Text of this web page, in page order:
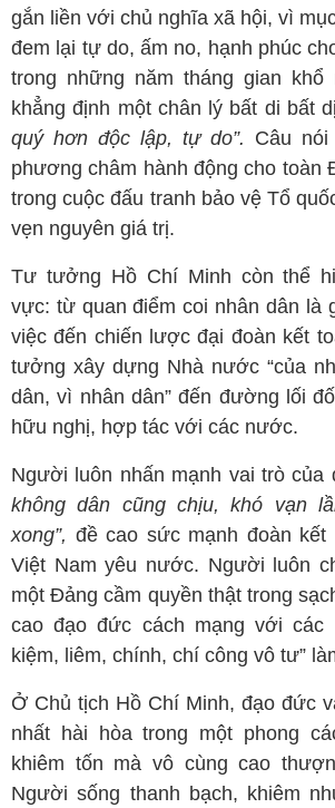
gắn liền với chủ nghĩa xã hội, vì
đem lại tự do, ấm no, hạnh phúc
trong những năm tháng gian khổ
khẳng định một chân lý bất di bất
quý hơn độc lập, tự do”. Câu
phương châm hành động cho toàn
trong cuộc đấu tranh bảo vệ Tổ
vẹn nguyên giá trị.
Tư tưởng Hồ Chí Minh còn thể
vực: từ quan điểm coi nhân dân là
việc đến chiến lược đại đoàn kết
tưởng xây dựng Nhà nước “của
dân, vì nhân dân” đến đường lối
hữu nghị, hợp tác với các nước.
Người luôn nhấn mạnh vai trò của
không dân cũng chịu, khó vạn
xong”, đề cao sức mạnh đoàn kết
Việt Nam yêu nước. Người luôn
một Đảng cầm quyền thật trong
cao đạo đức cách mạng với các
kiệm, liêm, chính, chí công vô tư”
Ở Chủ tịch Hồ Chí Minh, đạo đức
nhất hài hòa trong một phong
khiêm tốn mà vô cùng cao
Người sống thanh bạch, khiêm